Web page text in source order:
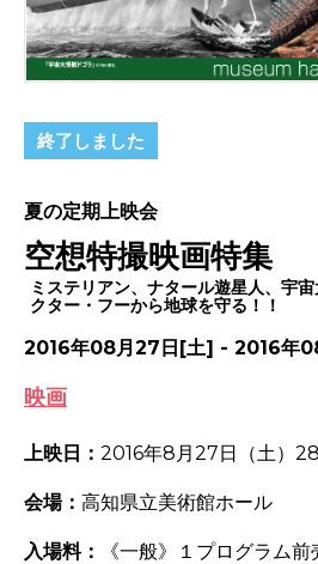
終了しました
夏の定期上映会
空想特撮映画特集
ミステリアン、ナタール遊星人、宇
クター・フーから地球を守る！！
2016年08月27日[土] - 2016年
映画
上映日： 2016年8 月27日（土） 28
会場： 高知県立美術館ホール
入場料： 《一般》１プログラム前